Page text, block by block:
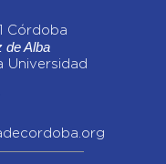
Córdoba
de Alba
Universidad